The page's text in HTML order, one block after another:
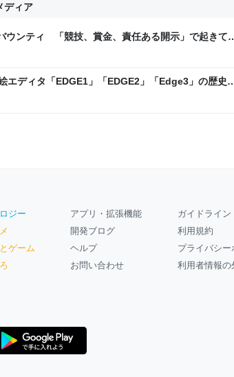
ディア
ウンティ 「競技、賞金、責任ある開示」で起きて
レバテックLAB
エディタ「EDGE1」「EDGE2」「Edge3」の歴史
ーカス】 - レバテックLAB
ジー
ゲーム
アプリ・拡張機能
開発ブログ
ヘルプ
お問い合わせ
ガイドライン
利用規約
プライバシー
利用者情報の